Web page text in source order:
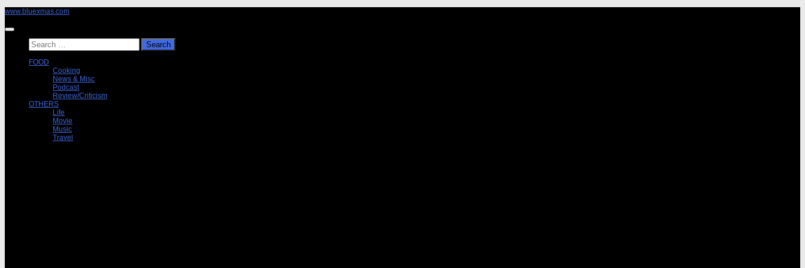
Skip
content
www.bluexmas.com
Search
for:
FOOD
Cooking
News & Misc
Podcast
Review/Criticism
OTHERS
Life
Movie
Music
Travel